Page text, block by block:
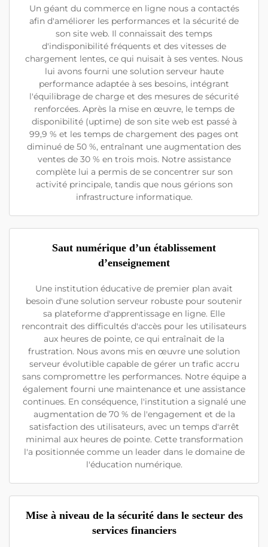
Un géant du commerce en ligne nous a contactés
afin d'améliorer les performances et la sécurité de
son site web. Il connaissait des temps
d'indisponibilité fréquents et des vitesses de
chargement lentes, ce qui nuisait à ses ventes. Nous
lui avons fourni une solution serveur haute
performance adaptée à ses besoins, intégrant
l'équilibrage de charge et des mesures de sécurité
renforcées. Après la mise en œuvre, le temps de
disponibilité (uptime) de son site web est passé à
99,9 % et les temps de chargement des pages ont
diminué de 50 %, entraînant une augmentation des
ventes de 30 % en trois mois. Notre assistance
complète lui a permis de se concentrer sur son
activité principale, tandis que nous gérions son
infrastructure informatique.
Saut numérique d’un établissement
d’enseignement
Une institution éducative de premier plan avait
besoin d'une solution serveur robuste pour soutenir
sa plateforme d'apprentissage en ligne. Elle
rencontrait des difficultés d'accès pour les utilisateurs
aux heures de pointe, ce qui entraînait de la
frustration. Nous avons mis en œuvre une solution
serveur évolutible capable de gérer un trafic accru
sans compromettre les performances. Notre équipe a
également fourni une maintenance et une assistance
continues. En conséquence, l'institution a signalé une
augmentation de 70 % de l'engagement et de la
satisfaction des utilisateurs, avec un temps d'arrêt
minimal aux heures de pointe. Cette transformation
l'a positionnée comme un leader dans le domaine de
l'éducation numérique.
Mise à niveau de la sécurité dans le secteur des
services financiers